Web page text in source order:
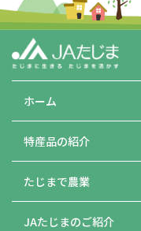
ホーム
特産品の紹介
たじまで農業
JAたじまのご紹介